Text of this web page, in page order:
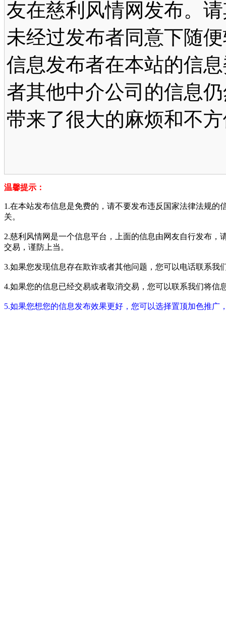
友在慈利风情网发布。
未经过发布者同意下随
信息发布者在本站的信
者其他中介公司的信息
带来了很大的麻烦和不
温馨提示：
1.在本站发布信息是免费的，请不要发布违反国家法律法规
关。
2.慈利风情网是一个信息平台，上面的信息由网友自行发布
交易，谨防上当。
3.如果您发现信息存在欺诈或者其他问题，您可以电话联系我
4.如果您的信息已经交易或者取消交易，您可以联系我们将信
5.如果您想您的信息发布效果更好，您可以选择置顶加色推广